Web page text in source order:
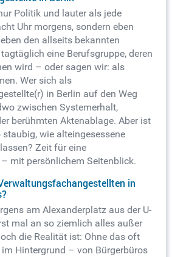
Politik und lauter als jede
Uhr morgens, sondern eben
den allseits bekannten
eine Berufsgruppe, deren
wird – oder sagen wir: als
Wer sich als
in Berlin auf den Weg
zwischen Systemerhalt,
berühmten Aktenablage. Aber ist
wie alteingesessene
Zeit für eine
mit persönlichem Seitenblick.
in
am Alexanderplatz aus der U-
mal an so ziemlich alles außer
die Realität ist: Ohne das oft
Hintergrund – von Bürgerbüros